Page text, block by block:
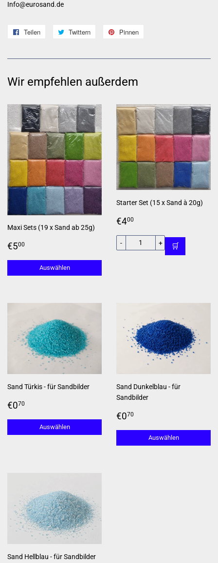
Info@eurosand.de
Teilen
teilen
Twittern
twittern
Pinnen
pinnen
Wir empfehlen außerdem
Maxi Sets (19 x Sand ab 25g)
Normaler
€500
Auswählen
Starter Set (15 x Sand à 20g)
Normaler
€400
+
- 🛒
Sand Türkis - für Sandbilder
Normaler
€070
Auswählen
Sand Dunkelblau - für
Sandbilder
Normaler
€070
Auswählen
Sand Hellblau - für Sandbilder